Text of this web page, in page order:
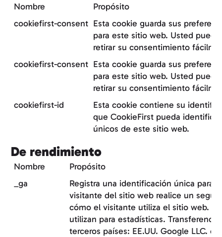
Nombre
Propósito
cookiefirst-consent Esta cookie guarda sus
para este sitio web. Usted
retirar su consentimiento
cookiefirst-consent Esta cookie guarda sus
para este sitio web. Usted
retirar su consentimiento
cookiefirst-id
Esta cookie contiene su
que CookieFirst pueda
únicos de este sitio web.
De rendimiento
Nombre
Propósito
_ga
Registra una identificación única para
visitante del sitio web realice un
cómo el visitante utiliza el sitio web.
utilizan para estadísticas.
terceros países: EE.UU. Google LLC.